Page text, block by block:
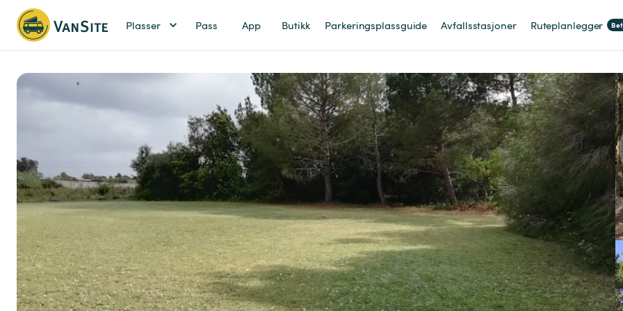
Plasser Pass App Butikk Parkeringsplassguide Avfallsstasjoner Ruteplanlegger